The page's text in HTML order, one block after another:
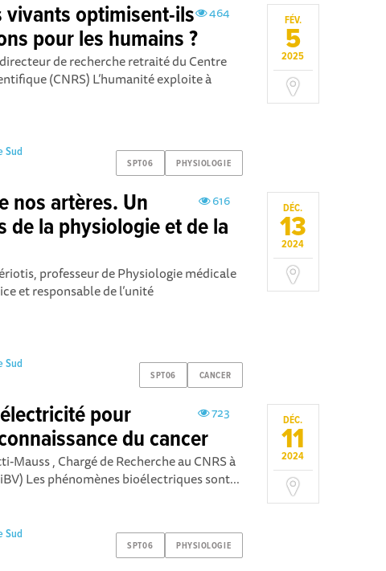
FÉV.
5
2025
464
vivants optimisent-ils
pour les humains ?
de recherche retraité du Centre
(CNRS) L’humanité exploite à
SPT06 PHYSIOLOGIE
Sud
DÉC.
13
2024
616
nos artères. Un
de la physiologie et de la
professeur de Physiologie médicale
et responsable de l’unité
SPT06 CANCER
Sud
DÉC.
11
2024
723
pour
du cancer
Mauss , Chargé de Recherche au CNRS à
Les phénomènes bioélectriques sont...
SPT06 PHYSIOLOGIE
Sud